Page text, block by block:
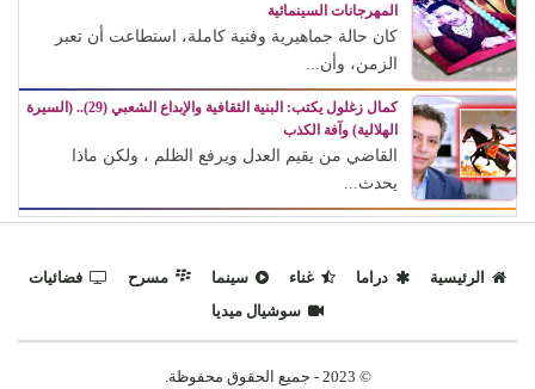
المهرجانات السينمائية
كان حالة جماهيرية وفنية كاملة، استطاعت أن تعبر
الزمن، وأن...
كمال زغلول يكتب: البنية الثقافية والإبداع الشعبي (29).. (السيرة
الهلالية) وآفة الكذب
القاضي من يقيم العدل ويرفع الظلم ، ولكن ماذا
يحدث...
الرئيسية دراما غناء سينما مسرح
فضائيات
سوشيال ميديا
© 2023 - جميع الحقوق محفوظة.